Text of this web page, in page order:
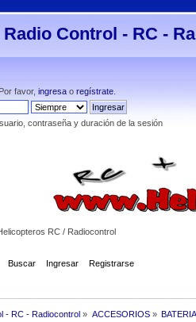
Control - RC -
Por favor, ingresa o regístrate
contraseña y duración de la sesión
RC / Radiocontrol
Buscar Ingresar Registrarse
- RC - Radiocontrol » ACCESORIOS»